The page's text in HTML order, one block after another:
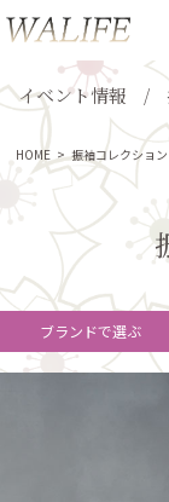
イベント情報
HOME > 振袖コレクション
ブランドで選ぶ